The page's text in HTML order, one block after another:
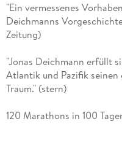
"Ein vermessenes
Deichmanns
Zeitung)
"Jonas Deichmann erfüllt
Atlantik und Pazifik seinen
Traum." (stern)
120 Marathons in 100